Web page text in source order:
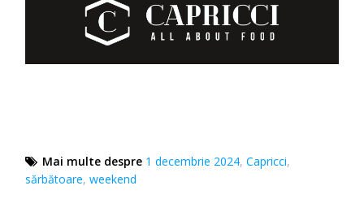
Mai multe despre 1 decembrie 2024,Capricci,
sărbătoare,weekend